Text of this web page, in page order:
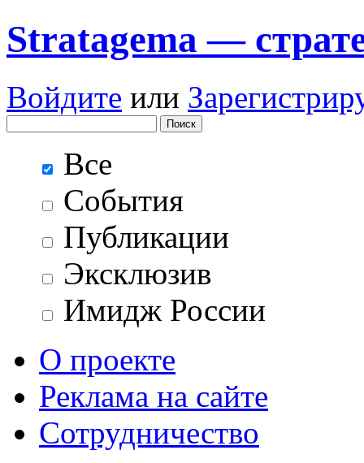
Stratagema —
Войдите или
Все
События
Публикации
Эксклюзив
Имидж России
О проекте
Реклама на сайте
Сотрудничество